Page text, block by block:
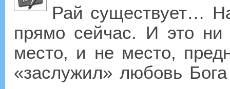
Рай существует…
прямо сейчас. И это ни
место, и не место,
«заслужил» любовь